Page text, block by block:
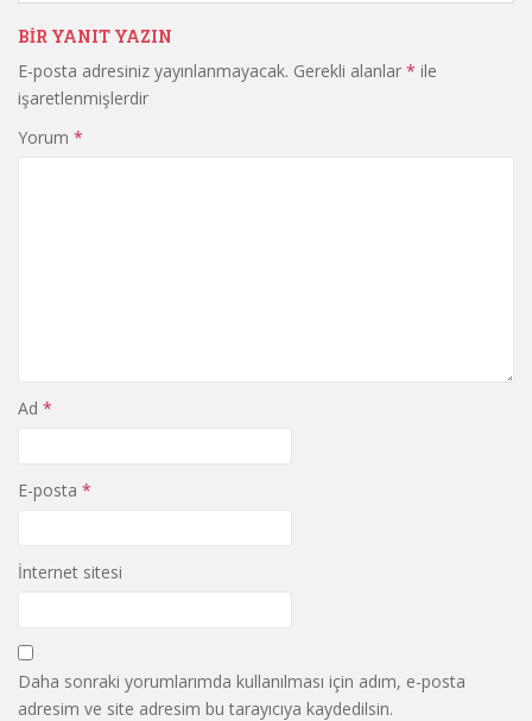
BIR YANIT YAZIN
E-posta adresiniz yayınlanmayacak. Gerekli alanlar * ile
işaretlenmişlerdir
Yorum *
Ad *
E-posta *
İnternet sitesi
Daha sonraki yorumlarımda kullanılması için adım, e-posta
adresim ve site adresim bu tarayıcıya kaydedilsin.